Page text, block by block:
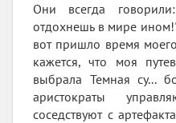
Они всегда
отдохнешь в мире
вот пришло время
кажется, что моя
выбрала Темная су...
аристократы
соседствуют с